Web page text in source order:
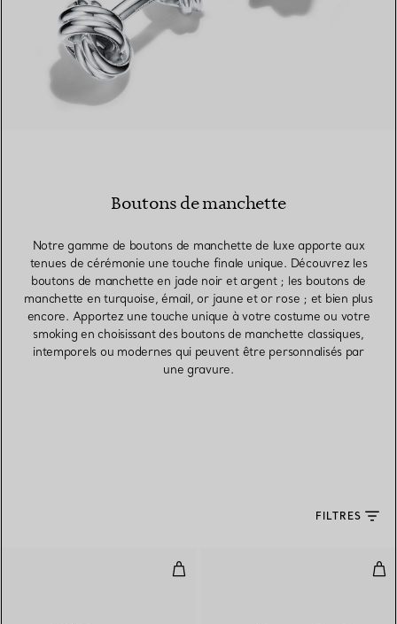
Boutons de manchette
Notre gamme de boutons de manchette de luxe apporte aux
tenues de cérémonie une touche finale unique. Découvrez les
boutons de manchette en jade noir et argent ; les boutons de
manchette en turquoise, émail, or jaune et or rose ; et bien plus
encore. Apportez une touche unique à votre costume ou votre
smoking en choisissant des boutons de manchette classiques,
intemporels ou modernes qui peuvent être personnalisés par
une gravure.
FILTRES
Boutons de manchette ovales